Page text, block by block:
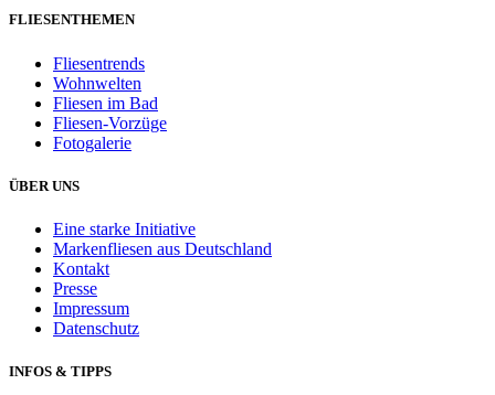
FLIESENTHEMEN
Fliesentrends
Wohnwelten
Fliesen im Bad
Fliesen-Vorzüge
Fotogalerie
ÜBER UNS
Eine starke Initiative
Markenfliesen aus Deutschland
Kontakt
Presse
Impressum
Datenschutz
INFOS & TIPPS